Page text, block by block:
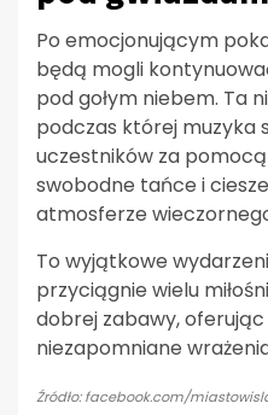
Po emocjonującym
będą mogli
pod gołym niebem. Ta
podczas której muzyka
uczestników za
swobodne tańce i
atmosferze
To wyjątkowe
przyciągnie wielu
dobrej zabawy,
niezapomniane
Źródło: facebook.com/